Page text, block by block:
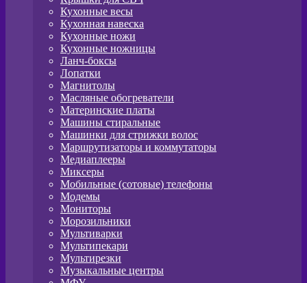
Кухонные весы
Кухонная навеска
Кухонные ножи
Кухонные ножницы
Ланч-боксы
Лопатки
Магнитолы
Масляные обогреватели
Материнские платы
Машины стиральные
Машинки для стрижки волос
Маршрутизаторы и коммутаторы
Медиаплееры
Миксеры
Мобильные (сотовые) телефоны
Модемы
Мониторы
Морозильники
Мультиварки
Мультипекари
Мультирезки
Музыкальные центры